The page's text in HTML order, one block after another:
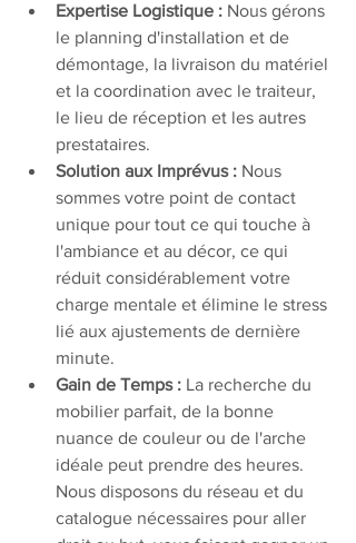
Expertise Logistique : Nous gérons
le planning d'installation et de
démontage, la livraison du matériel
et la coordination avec le traiteur,
le lieu de réception et les autres
prestataires.
Solution aux Imprévus : Nous
sommes votre point de contact
unique pour tout ce qui touche à
l'ambiance et au décor, ce qui
réduit considérablement votre
charge mentale et élimine le stress
lié aux ajustements de dernière
minute.
Gain de Temps : La recherche du
mobilier parfait, de la bonne
nuance de couleur ou de l'arche
idéale peut prendre des heures.
Nous disposons du réseau et du
catalogue nécessaires pour aller